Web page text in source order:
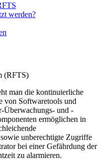
werden?
man die kontinuierliche
von Softwaretools und
Überwachungs- und -
ermöglichen in
unberechtigte Zugriffe
bei einer Gefährdung der
zu alarmieren.